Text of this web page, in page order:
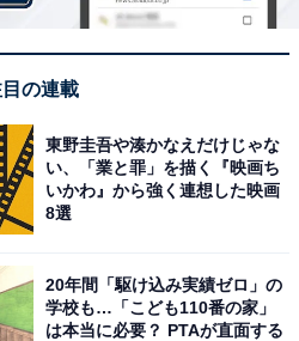
少しキツい行動をとってもい
、「彼の浮気の証拠となるも
置いといて、何も言わない」
収書を見つけた」なんて場合
盗み見して発覚する」場合が
の連載
東野圭吾や湊かなえだけじゃな
い、「業と罪」を描く『映画ち
いかわ』から強く連想した映画
8選
20年間「駆け込み実績ゼロ」の
学校も…「こども110番の家」
は本当に必要？ PTAが直面する